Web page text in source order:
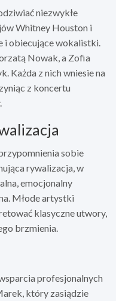
niezwykłe
Whitney Houston i
i obiecujące wokalistki.
Nowak, a Zofia
Każda z nich wniesie na
z koncertu
sobie
rywalizacja, w
emocjonalny
Młode artystki
klasyczne utwory,
brzmienia.
profesjonalnych
który zasiądzie